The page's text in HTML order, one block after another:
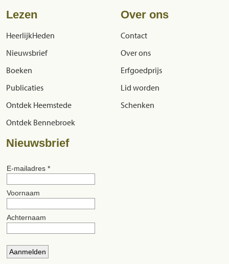
Lezen
HeerlijkHeden
Nieuwsbrief
Boeken
Publicaties
Ontdek Heemstede
Ontdek Bennebroek
Over ons
Contact
Over ons
Erfgoedprijs
Lid worden
Schenken
Nieuwsbrief